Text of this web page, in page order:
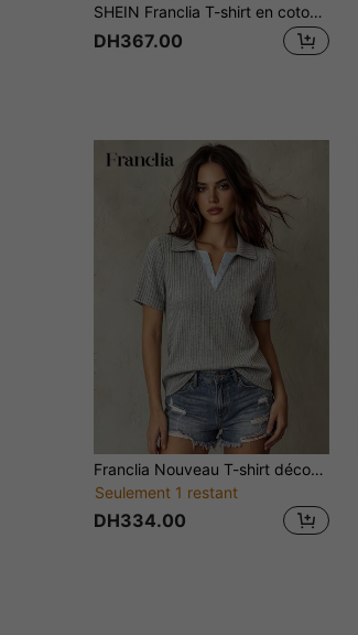
SHEIN Franclia T-shirt en coton ample à manches courtes avec patchwork en dentelle, été
DH367.00
Franclia Nouveau T-shirt décontracté et élégant pour femmes, col chemise côtelé patchwork, printemps/été
Seulement 1 restant
DH334.00